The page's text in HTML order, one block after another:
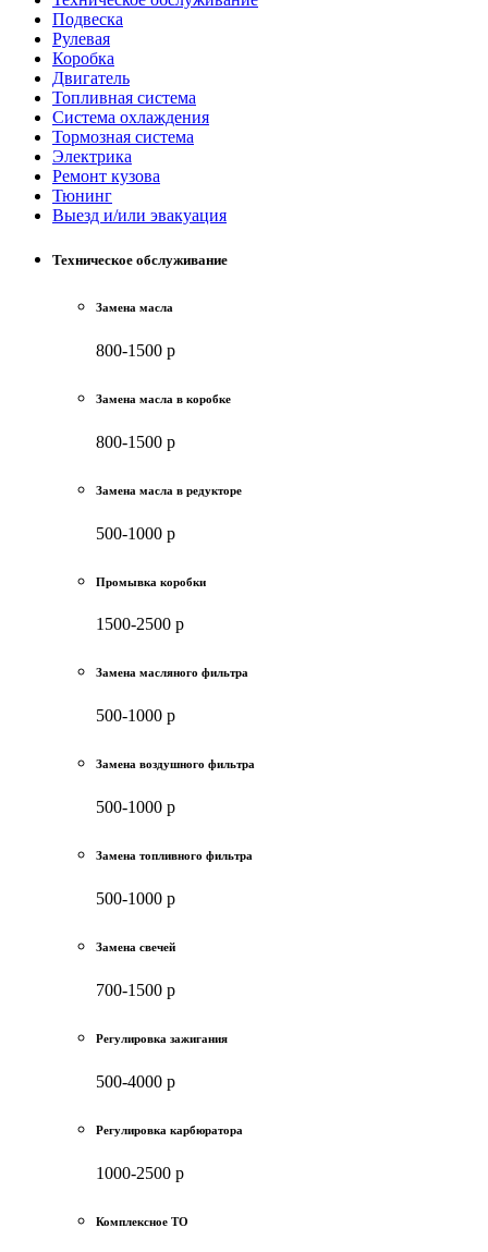
Подвеска
Рулевая
Коробка
Двигатель
Топливная система
Система охлаждения
Тормозная система
Электрика
Ремонт кузова
Тюнинг
Выезд и/или эвакуация
Техническое обслуживание
Замена масла
800-1500 р
Замена масла в коробке
800-1500 р
Замена масла в редукторе
500-1000 р
Промывка коробки
1500-2500 р
Замена масляного фильтра
500-1000 р
Замена воздушного фильтра
500-1000 р
Замена топливного фильтра
500-1000 р
Замена свечей
700-1500 р
Регулировка зажигания
500-4000 р
Регулировка карбюратора
1000-2500 р
Комплексное ТО